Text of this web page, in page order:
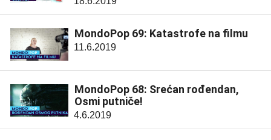
MondoPop 69: Katastrofe na filmu
11.6.2019
MondoPop 68: Srećan rođendan,
Osmi putniče!
4.6.2019